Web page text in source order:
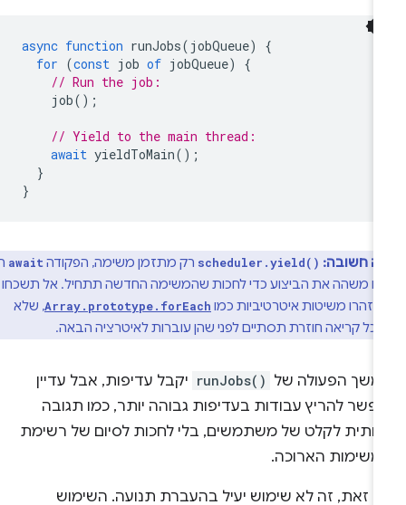
async function runJobs(jobQueue
for (const job of jobQueue
// Run the job:
job
// Yield to the main thread:
await yieldToMain
חשובה: scheduler.yield()רק מתזמן משימה, הפקודהawaitהיא
משהה את הביצוע כדי לחכות שהמשימה החדשה תתחיל. אל תשכחו את
משיטות איטרטיביות כמו Array.prototype.forEach, שלא
קריאה חוזרת תסתיים לפני שהן עוברות לאיטרציה הבאה.
הפעולה של runJobs() יקבל עדיפות, אבל עדיין
להריץ עבודות בעדיפות גבוהה יותר, כמו תגובה
לקלט של משתמשים, בלי לחכות לסיום של רשימת
הארוכה.
זאת, זה לא שימוש יעיל בהעברת תנועה. השימוש